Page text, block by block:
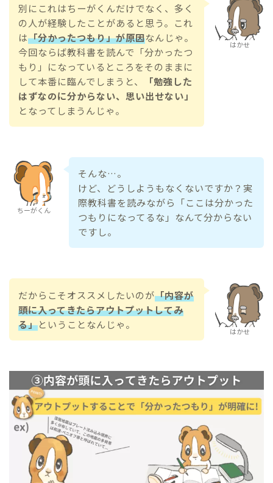
はかせ
別にこれはちーがくんだけでなく、多く
の人が経験したことがあると思う。これ
は「分かったつもり」が原因なんじゃ。
今回ならば教科書を読んで「分かったつ
もり」になっているところをそのままに
して本番に臨んでしまうと、
「勉強した
はずなのに分からない、思い出せない」
となってしまうんじゃ。
ちーがくん
そんな…。
けど、どうしようもなくないですか？実
際教科書を読みながら「ここは分かった
つもりになってるな」なんて分からない
ですし。
はかせ
だからこそオススメしたいのが「内容が
頭に入ってきたらアウトプットしてみ
る」ということなんじゃ。